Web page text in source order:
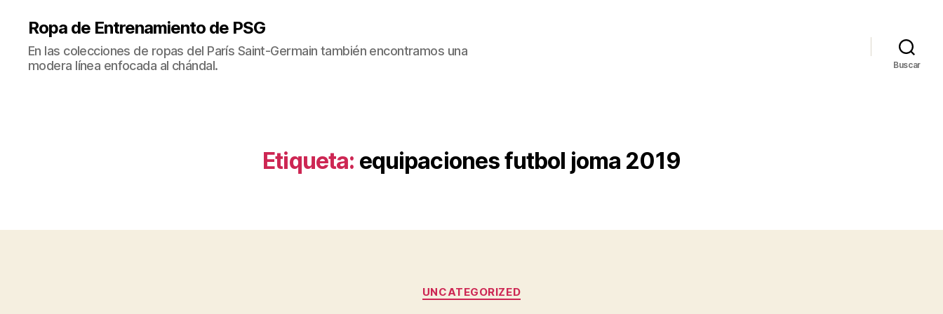
Ropa de Entrenamiento de PSG
En las colecciones de ropas del París Saint-Germain también encontramos una
modera línea enfocada al chándal.
Buscar
Etiqueta: equipaciones futbol joma 2019
Categorías
UNCATEGORIZED